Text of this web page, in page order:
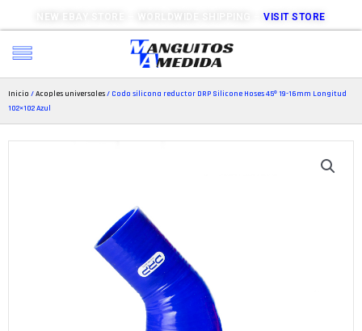
NEW EBAY STORE – WORLDWIDE SHIPPING –VISIT STORE
Inicio /Acoples universales/ Codo silicona reductor DRP Silicone Hoses 45º 19-16mm Longitud
102×102 Azul